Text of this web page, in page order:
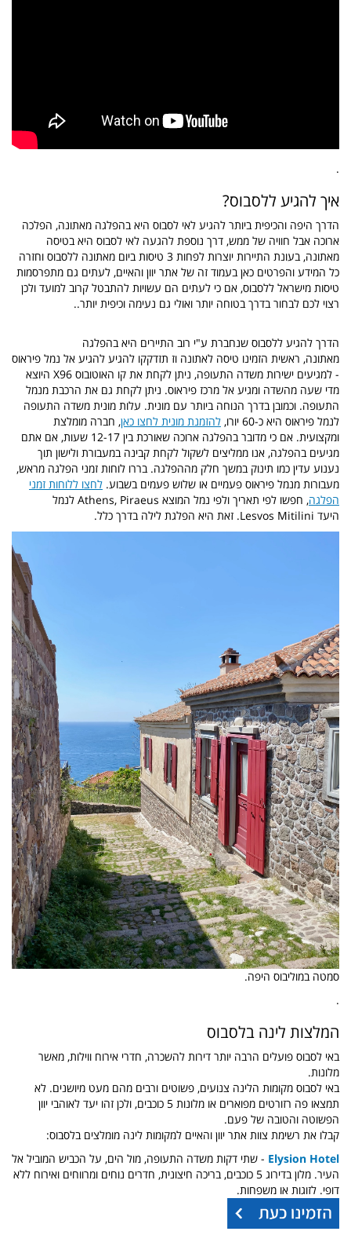
.
איך להגיע ללסבוס?
הדרך היפה והכיפית ביותר להגיע לאי לסבוס היא בהפלגה מאתונה, הפלכה
ארוכה אבל חוויה של ממש, דרך נוספת להגעה לאי לסבוס היא בטיסה
מאתונה, בעונת התיירות יוצרות לפחות 3 טיסות ביום מאתונה ללסבוס וחזרה
כל המידע והפרטים כאן בעמוד זה של אתר יוון והאיים, לעתים גם מתפרסמות
טיסות מישראל ללסבוס, אם כי לעתים הם עשויות להתבטל קרוב למועד ולכן
רצוי לכם לבחור בדרך בטוחה יותר ואולי גם נעימה וכיפית יותר..
הדרך להגיע ללסבוס שנחברת ע"י רוב התיירים היא בהפלגה
מאתונה, ראשית הזמינו טיסה לאתונה וז תזדקקו להגיע להגיע אל נמל פיראוס
- למגיעים ישירות משדה התעופה, ניתן לקחת את קו האוטובוס X96 היוצא
מדי שעה מהשדה ומגיע אל מרכז פיראוס. ניתן לקחת גם את הרכבת מנמל
התעופה. וכמובן בדרך הנוחה ביותר עם מונית. עלות מונית משדה התעופה
לנמל פיראוס היא כ-60 יורו,
להזמנת מונית לחצו כאן, חברה מומלצת
ומקצועית. אם כי מדובר בהפלגה ארוכה שאורכת בין 12-17 שעות, אם אתם
מגיעים בהפלגה, אנו ממליצים לשקול לקחת קבינה במעבורת ולישון תוך
נענוע עדין כמו תינוק במשך חלק מההפלגה. בררו לוחות זמני הפלגה מראש,
מעבורות מנמל פיראוס פעמיים או שלוש פעמים בשבוע. לחצו ללוחות זמני
הפלגה
, חפשו לפי תאריך ולפי נמל המוצא Athens, Piraeus לנמל
היעד Lesvos Mitilini. זאת היא הפלגת לילה בדרך כלל.
סמטה במוליבוס היפה.
.
המלצות לינה בלסבוס
באי לסבוס פועלים הרבה יותר דירות להשכרה, חדרי אירוח ווילות, מאשר
מלונות.
באי לסבוס מקומות הלינה צנועים, פשוטים ורבים מהם מעט מיושנים. לא
תמצאו פה רזורטים מפוארים או מלונות 5 כוכבים, ולכן זהו יעד לאוהבי יוון
הפשוטה והטובה של פעם.
קבלו את רשימת צוות אתר יוון והאיים למקומות לינה מומלצים בלסבוס:
Elysion Hotel - שתי דקות משדה התעופה, מול הים, על הכביש המוביל אל
העיר. מלון בדירוג 5 כוכבים, בריכה חיצונית, חדרים נוחים ומרווחים ואירוח ללא
דופי. לזוגות או משפחות.